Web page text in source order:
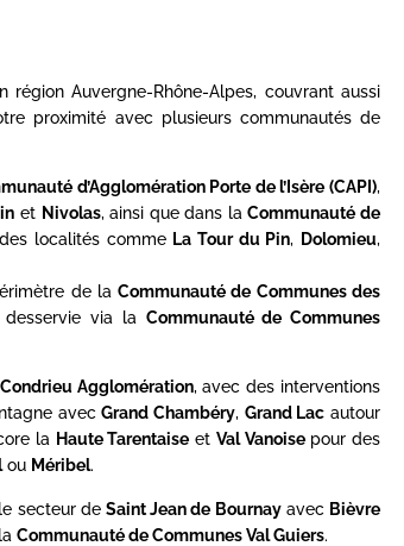
Auvergne-Rhône-Alpes, couvrant aussi
proximité avec plusieurs communautés de
d’Agglomération Porte de l’Isère (CAPI),
et Nivolas, ainsi que dans laCommunauté de
localités comme La Tour du Pin, Dolomieu,
de laCommunauté de Communes des
via la Communauté de Communes
Agglomération, avec des interventions
avecGrand Chambéry, Grand Lac autour
la Haute Tarentaise et Val Vanoisepour des
ou Méribel.
secteur de Saint Jean de Bournayavec Bièvre
Communauté de Communes Val Guiers.